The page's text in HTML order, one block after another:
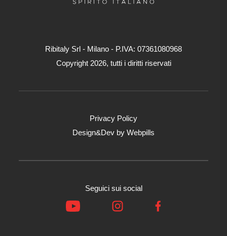
Ribitaly Srl - Milano - P.IVA: 073​61080​968
Copyright 2026, tutti i diritti riservati
Privacy Policy
Design&Dev by Webpills
Seguici sui social